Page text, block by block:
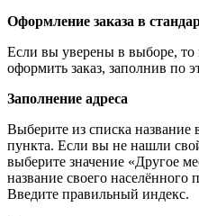
Оформление заказа в
Если вы уверены в выборе, то
оформить заказ, заполнив по
Заполнение адреса
Выберите из списка название
пункта. Если вы не нашли
выберите значение «Другое
название своего населённого
Введите правильный индекс.